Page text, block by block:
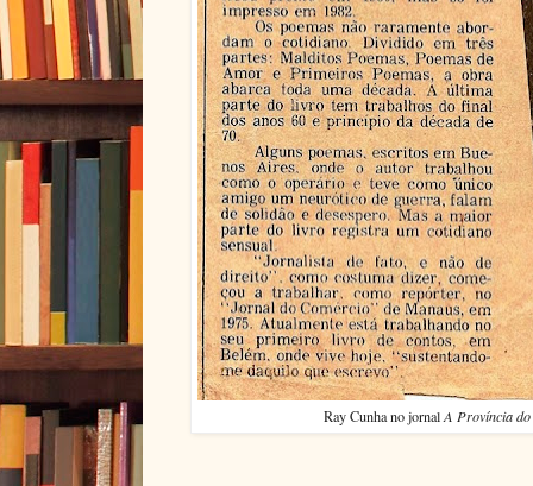
Ray Cunha no jornalA Província